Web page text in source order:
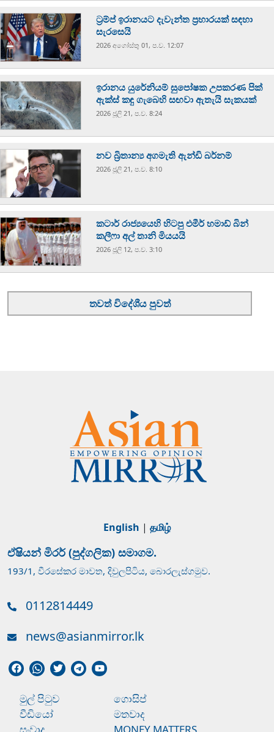
ට්‍රම්ප් ඉරානයට දැවැන්ත ප්‍රහාරයක් සඳහා
සැරසෙයි
2026 අගෝස්‍තු 01, ප.ව. 12:07
ඉරානය යුරේනියම් සුපෝෂක උපකරණ පික්
ඇක්ස් කඳු ගැබෙහි සඟවා ඇතැයි සැකයක්
2026 ජූලි 21, ප.ව. 8:24
නව බ්‍රිතාන්‍ය අගමැති ඇන්ඩි බර්නම්
2026 ජූලි 21, ප.ව. 8:10
කටාර් රාජ්‍යයෙහි හිටපු එමීර් හමාඩ් බින්
කලීෆා අල් තානි මියයයි
2026 ජූලි 12, ප.ව. 3:10
තවත් විදේශීය පුවත්
English | தமிழ்
ඒෂියන් මිරර් (පුද්ගලික) සමාගම.
193/1, වීරසේකර මාවත, දිවුලපිටිය, බොරලැස්ගමුව.
0112814449
news@asianmirror.lk
මුල් පිටුව
ගොසිප්
වීඩියෝ
මතවාද
සංවාද
MONEY MATTERS